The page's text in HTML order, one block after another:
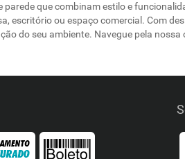
que combinam estilo e
escritório ou espaço comercial. Com
do seu ambiente. Navegue pela